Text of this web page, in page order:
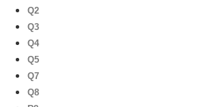
Q2
Q3
Q4
Q5
Q7
Q8